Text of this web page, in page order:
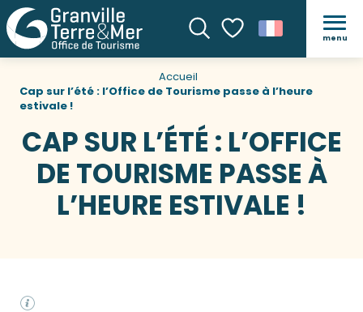
Recherche
Voir les favoris
menu
Accueil
Cap sur l’été : l’Office de Tourisme passe à l’heure
estivale !
CAP SUR L’ÉTÉ : L’OFFICE
DE TOURISME PASSE À
L’HEURE ESTIVALE !